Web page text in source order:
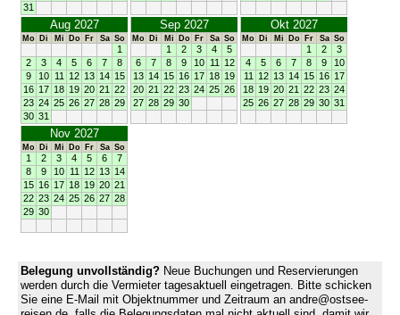
31
Aug 2027
Mo Di Mi Do Fr Sa So
1
2
3 4 5 6 7
8
9
10 11 12 13 14 15
16 17 18 19 20 21 22
23 24 25 26 27 28 29
30 31
Sep 2027
Mo Di Mi Do Fr Sa So
1 2 3 4
5
6
7 8 9 10 11
12
13 14 15 16 17 18 19
20 21 22 23 24 25 26
27 28 29 30
Okt 2027
Mo Di Mi Do Fr Sa So
1 2
3
4
5 6 7 8 9
10
11
12 13 14 15 16 17
18 19 20 21 22 23 24
25 26 27 28 29 30 31
Nov 2027
Mo Di Mi Do Fr Sa So
1 2 3 4 5 6
7
8
9 10 11 12 13 14
15 16 17 18 19 20 21
22 23 24 25 26 27 28
29 30
Belegung unvollständig? Neue Buchungen und Reservierungen
werden durch die Vermieter tagesaktuell eingetragen. Bitte schicken
Sie eine E-Mail mit Objektnummer und Zeitraum an andre@ostsee-